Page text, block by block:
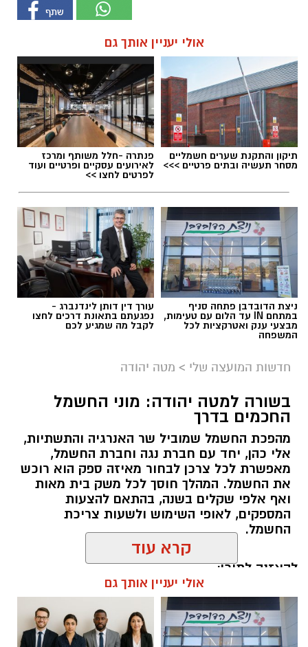
אולי יעניין אותך גם
תיקון והתקנת שערים חשמליים
מסחר תעשיה ובתים פרטיים >>>
פנתרה -חלל משותף ומרכז
לאירועים עסקיים ופרטיים ועוד
לפרטים לחצו >>
ניצת הדובדבן פתחה סניף
במתחם IN עד הלום עם טעימות,
מבצעי ענק ואטרקציות לכל
המשפחה
עורך דין דותן לינדנברג -
נפגעתם בתאונת דרכים לחצו
לקבל מה שמגיע לכם
חדשות המועצה שלי > מטה יהודה
בשורה למטה יהודה: מוני החשמל
החכמים בדרך
מהפכת החשמל שמוביל שר האנרגיה והתשתיות,
אלי כהן, יחד עם חברת נגה וחברת החשמל,
מאפשרת לכל צרכן לבחור מאיזה ספק הוא רוכש
את החשמל. המהלך חוסך לכל משק בית מאות
ואף אלפי שקלים בשנה, בהתאם להצעות
המספקים, לאופי השימוש ולשעות צריכת
החשמל.
להאזנה לתוכן:
אלדה נתנאל / 18:18 05.08.26
קרא עוד
אולי יעניין אותך גם